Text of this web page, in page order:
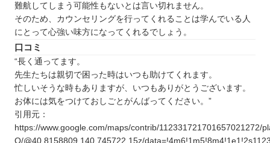
難航してしまう可能性もないとは言い切れません。
そのため、カウンセリングを行ってくれることは学んでいる人
にとって心強い味方になってくれるでしょう。
口コミ
“長く通ってます。
先生たちは親切で困った時はいつも助けてくれます。
忙しいそうな時もありますが、いつもありがとうございます。
お体には気をつけておしごとがんばってください。”
引用元：
https://www.google.com/maps/contrib/112331721701657021272/
Q/@40.8158809,140.745722,15z/